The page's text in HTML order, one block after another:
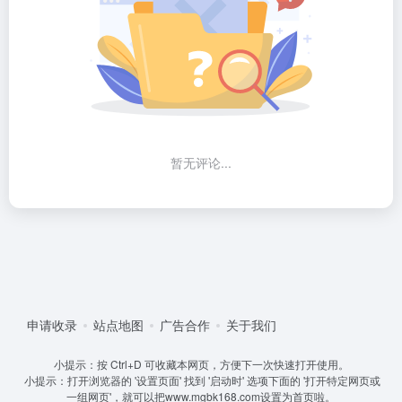
暂无评论...
申请收录 站点地图 广告合作 关于我们
小提示：按 Ctrl+D 可收藏本网页，方便下一次快速打开使用。
小提示：打开浏览器的 '设置页面' 找到 '启动时' 选项下面的 '打开特定网页或
一组网页'，就可以把www.mgbk168.com设置为首页啦。